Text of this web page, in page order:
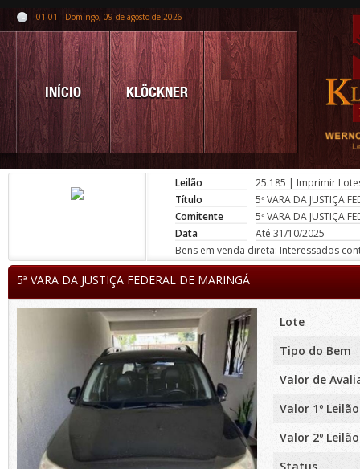
01:01 - Domingo, 09 de agosto de 2026
INÍCIO KLÖCKNER
Leilão 25.185 | Imprimir
Título
5ª VARA DA JUSTIÇA
Comitente
5ª VARA DA JUSTIÇA
Data
Até 31/10/2025
Bens em venda direta: Interessados
5ª VARA DA JUSTIÇA FEDERAL DE MARINGÁ
Lote
Tipo do Bem
Valor de
Valor 1º Leilão
Valor 2º Leilão